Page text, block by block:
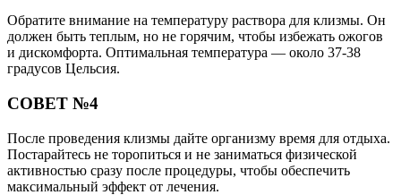
Обратите внимание на температуру раствора для клизмы. Он
должен быть теплым, но не горячим, чтобы избежать ожогов
и дискомфорта. Оптимальная температура — около 37-38
градусов Цельсия.
СОВЕТ №4
После проведения клизмы дайте организму время для отдыха.
Постарайтесь не торопиться и не заниматься физической
активностью сразу после процедуры, чтобы обеспечить
максимальный эффект от лечения.